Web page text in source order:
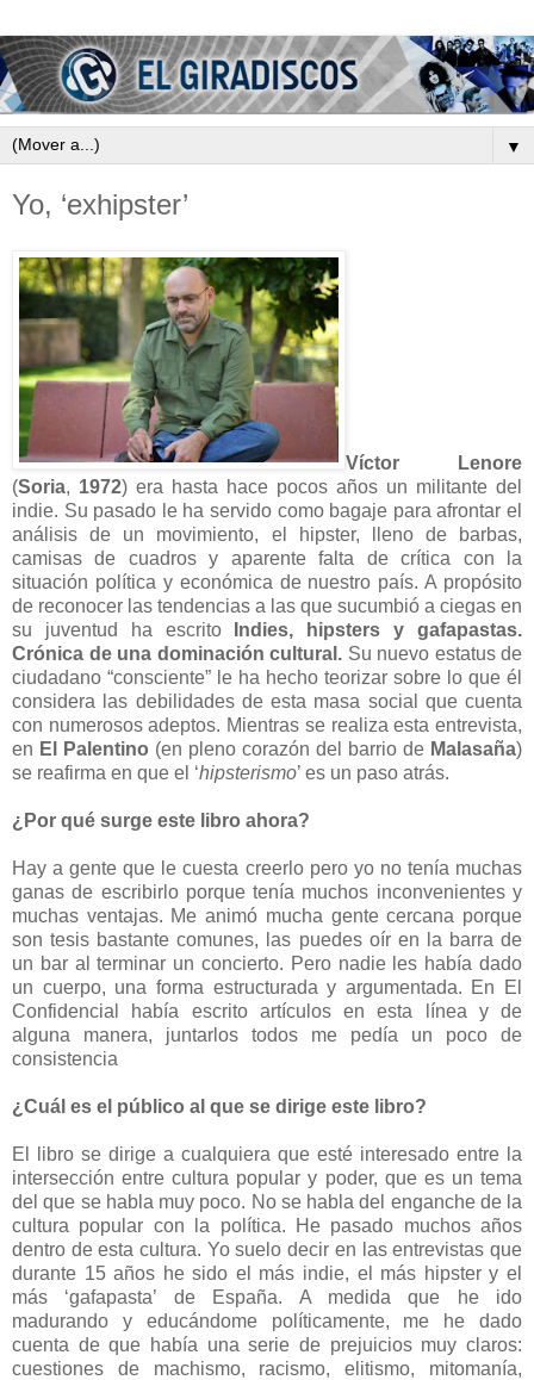
▼
Yo, ‘exhipster’
Víctor Lenore
(Soria, 1972) era hasta hace pocos años un militante del
indie. Su pasado le ha servido como bagaje para afrontar el
análisis de un movimiento, el hipster, lleno de barbas,
camisas de cuadros y aparente falta de crítica con la
situación política y económica de nuestro país. A propósito
de reconocer las tendencias a las que sucumbió a ciegas en
su juventud ha escrito
Indies, hipsters y gafapastas.
Crónica de una dominación cultural. Su nuevo estatus de
ciudadano “consciente” le ha hecho teorizar sobre lo que él
considera las debilidades de esta masa social que cuenta
con numerosos adeptos. Mientras se realiza esta entrevista,
en El Palentino (en pleno corazón del barrio de Malasaña)
se reafirma en que el ‘hipsterismo’ es un paso atrás.
¿Por qué surge este libro ahora?
Hay a gente que le cuesta creerlo pero yo no tenía muchas
ganas de escribirlo porque tenía muchos inconvenientes y
muchas ventajas. Me animó mucha gente cercana porque
son tesis bastante comunes, las puedes oír en la barra de
un bar al terminar un concierto. Pero nadie les había dado
un cuerpo, una forma estructurada y argumentada. En El
Confidencial había escrito artículos en esta línea y de
alguna manera, juntarlos todos me pedía un poco de
consistencia
¿Cuál es el público al que se dirige este libro?
El libro se dirige a cualquiera que esté interesado entre la
intersección entre cultura popular y poder, que es un tema
del que se habla muy poco. No se habla del enganche de la
cultura popular con la política. He pasado muchos años
dentro de esta cultura. Yo suelo decir en las entrevistas que
durante 15 años he sido el más indie, el más hipster y el
más ‘gafapasta’ de España. A medida que he ido
madurando y educándome políticamente, me he dado
cuenta de que había una serie de prejuicios muy claros:
cuestiones de machismo, racismo, elitismo, mitomanía,